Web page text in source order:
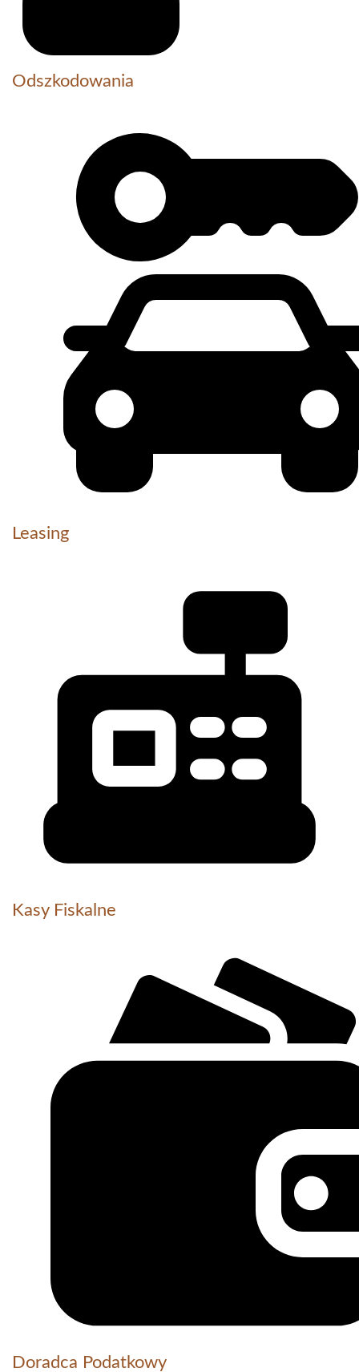
Odszkodowania
Leasing
Kasy Fiskalne
Doradca Podatkowy